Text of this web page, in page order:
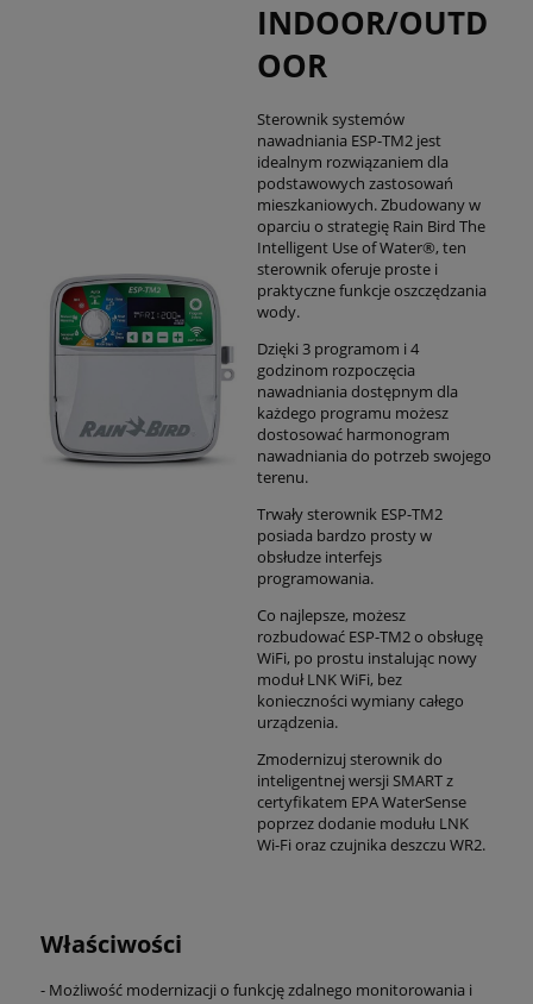
INDOOR/OUTD
OOR
Sterownik systemów
nawadniania ESP-TM2 jest
idealnym rozwiązaniem dla
podstawowych zastosowań
mieszkaniowych. Zbudowany w
oparciu o strategię Rain Bird The
Intelligent Use of Water®, ten
sterownik oferuje proste i
praktyczne funkcje oszczędzania
wody.
Dzięki 3 programom i 4
godzinom rozpoczęcia
nawadniania dostępnym dla
każdego programu możesz
dostosować harmonogram
nawadniania do potrzeb swojego
terenu.
Trwały sterownik ESP-TM2
posiada bardzo prosty w
obsłudze interfejs
programowania.
Co najlepsze, możesz
rozbudować ESP-TM2 o obsługę
WiFi, po prostu instalując nowy
moduł LNK WiFi, bez
konieczności wymiany całego
urządzenia.
Zmodernizuj sterownik do
inteligentnej wersji SMART z
certyfikatem EPA WaterSense
poprzez dodanie modułu LNK
Wi-Fi oraz czujnika deszczu WR2.
Właściwości
- Możliwość modernizacji o funkcję zdalnego monitorowania i